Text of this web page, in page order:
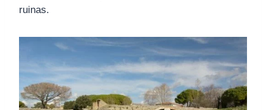
ruinas.